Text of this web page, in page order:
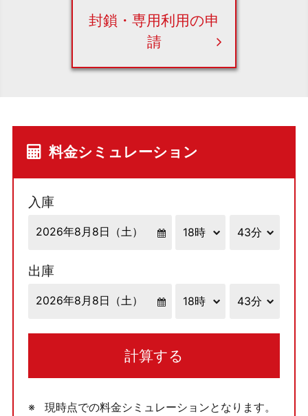
封鎖・専用利用の申
請
料金シミュレーション
入庫
出庫
計算する
現時点での料金シミュレーションとなります。